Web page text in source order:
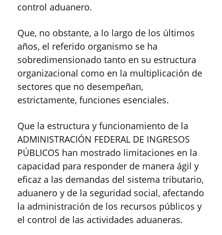
control aduanero.
Que, no obstante, a lo largo de los últimos
años, el referido organismo se ha
sobredimensionado tanto en su estructura
organizacional como en la multiplicación de
sectores que no desempeñan,
estrictamente, funciones esenciales.
Que la estructura y funcionamiento de la
ADMINISTRACIÓN FEDERAL DE INGRESOS
PÚBLICOS han mostrado limitaciones en la
capacidad para responder de manera ágil y
eficaz a las demandas del sistema tributario,
aduanero y de la seguridad social, afectando
la administración de los recursos públicos y
el control de las actividades aduaneras.